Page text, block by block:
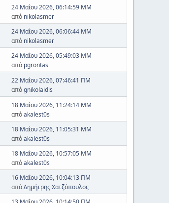
24 Μαΐου 2026, 06:14:59 ΜΜ
από nikolasmer
24 Μαΐου 2026, 06:06:44 ΜΜ
από nikolasmer
24 Μαΐου 2026, 05:49:03 ΜΜ
από pgrontas
22 Μαΐου 2026, 07:46:41 ΠΜ
απόgnikolaidis
18 Μαΐου 2026, 11:24:14 ΜΜ
απόakalest0s
18 Μαΐου 2026, 11:05:31 ΜΜ
απόakalest0s
18 Μαΐου 2026, 10:57:05 ΜΜ
απόakalest0s
16 Μαΐου 2026, 10:04:13 ΠΜ
απόΔημήτρης Χατζόπουλος